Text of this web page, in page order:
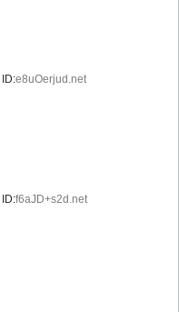
ID:e8uOerjud.net
ID:f6aJD+s2d.net